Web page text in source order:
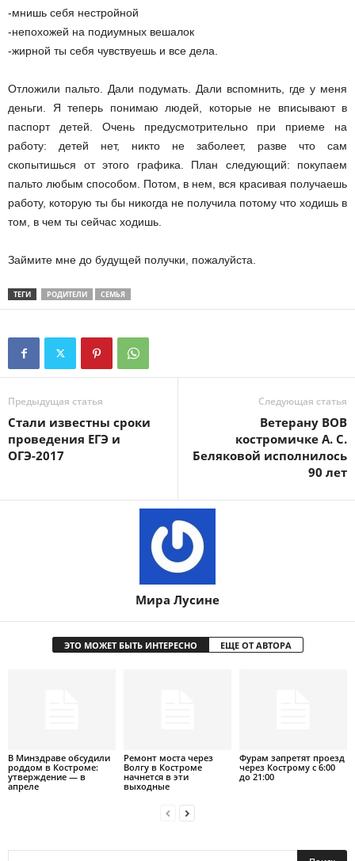
-мнишь себя нестройной
-непохожей на подиумных вешалок
-жирной ты себя чувствуешь и все дела.
Отложили пальто. Дали подумать. Дали вспомнить, где у меня
деньги. Я теперь понимаю людей, которые не вписывают в
паспорт детей. Очень предусмотрительно при приеме на
работу: детей нет, никто не заболеет, разве что сам
скопытишься от этого графика. План следующий: покупаем
пальто любым способом. Потом, в нем, вся красивая получаешь
работу, которую ты бы никогда не получила потому что ходишь в
том, в чем ты сейчас ходишь.
Займите мне до будущей получки, пожалуйста.
ТЕГИ РОДИТЕЛИ СЕМЬЯ
Предыдущая статья
Стали известны сроки
проведения ЕГЭ и
ОГЭ-2017
Следующая статья
Ветерану ВОВ
костромичке А. С.
Беляковой исполнилось
90 лет
Мира Лусине
ЭТО МОЖЕТ БЫТЬ ИНТЕРЕСНО ЕЩЕ ОТ АВТОРА
В Минздраве обсудили
роддом в Костроме:
утверждение — в
апреле
Ремонт моста через
Волгу в Костроме
начнется в эти
выходные
Фурам запретят проезд
через Кострому с 6:00
до 21:00